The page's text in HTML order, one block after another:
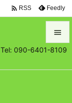
090-6401-8109


 RSS Feedly